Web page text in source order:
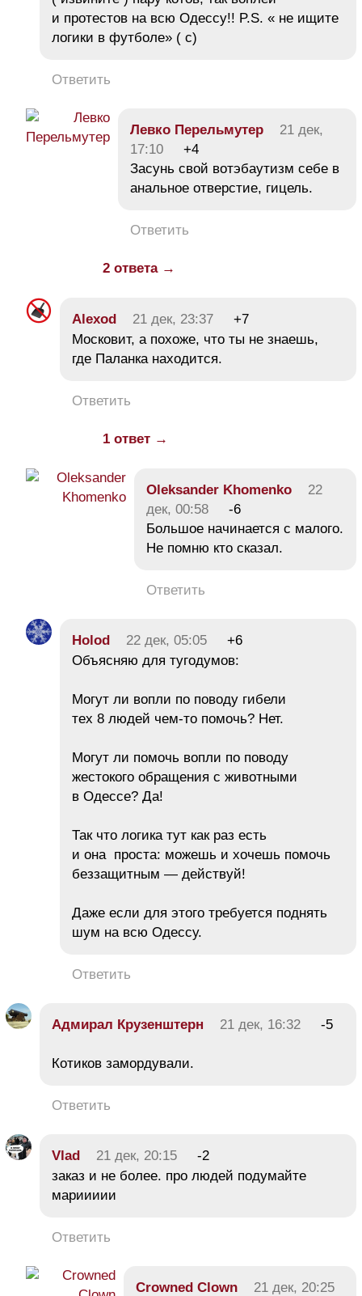
и протестов на всю Одессу!! P.S. « не ищите
логики в футболе» ( с)
Ответить
Левко Перельмутер
21 дек,
17:10
+4
Засунь свой вотэбаутизм себе в
анальное отверстие, гицель.
Ответить
2 ответа →
Alexod 21 дек, 23:37
+7
Московит, а похоже, что ты не знаешь,
где Паланка находится.
Ответить
1 ответ →
Oleksander Khomenko
22
дек, 00:58
-6
Большое начинается с малого.
Не помню кто сказал.
Ответить
Holod 22 дек, 05:05
+6
Объясняю для тугодумов:
Могут ли вопли по поводу гибели
тех 8 людей чем-то помочь? Нет.
Могут ли помочь вопли по поводу
жестокого обращения с животными
в Одессе? Да!
Так что логика тут как раз есть
и она проста: можешь и хочешь помочь
беззащитным — действуй!
Даже если для этого требуется поднять
шум на всю Одессу.
Ответить
Адмирал Крузенштерн 21 дек, 16:32 -5
Котиков замордували.
Ответить
Vlad 21 дек, 20:15
-2
заказ и не более. про людей подумайте
мариииии
Ответить
Crowned Clown
21 дек, 20:25